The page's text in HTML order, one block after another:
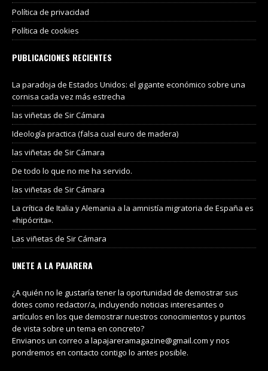
Política de privacidad
Política de cookies
PUBLICACIONES RECIENTES
La paradoja de Estados Unidos: el gigante económico sobre una
cornisa cada vez más estrecha
las viñetas de Sir Cámara
Ideología practica (falsa cual euro de madera)
las viñetas de Sir Cámara
De todo lo que no me ha servido.
las viñetas de Sir Cámara
La crítica de Italia y Alemania a la amnistía migratoria de España es
«hipócrita».
Las viñetas de Sir Cámara
UNETE A LA PAJARERA
¿A quién no le gustaría tener la oportunidad de demostrar sus
dotes como redactor/a, incluyendo noticias interesantes o
artículos en los que demostrar nuestros conocimientos y puntos
de vista sobre un tema en concreto?
Envianos un correo a lapajareramagazine@gmail.com y nos
pondremos en contacto contigo lo antes posible.